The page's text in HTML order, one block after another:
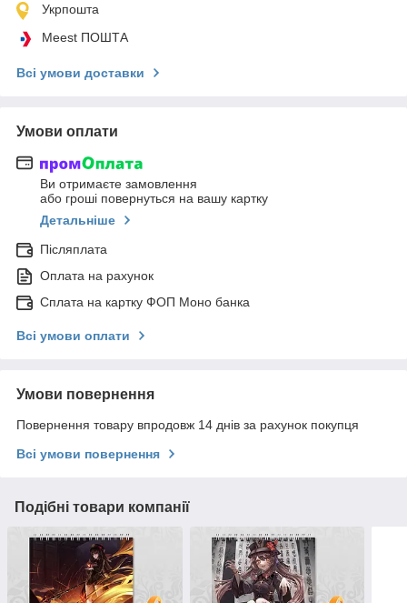
Укрпошта
Meest ПОШТА
Всі умови доставки
Умови оплати
Ви отримаєте замовлення
або гроші повернуться на вашу картку
Детальніше
Післяплата
Оплата на рахунок
Сплата на картку ФОП Моно банка
Всі умови оплати
Умови повернення
Повернення товару впродовж 14 днів за рахунок покупця
Всі умови повернення
Подібні товари компанії